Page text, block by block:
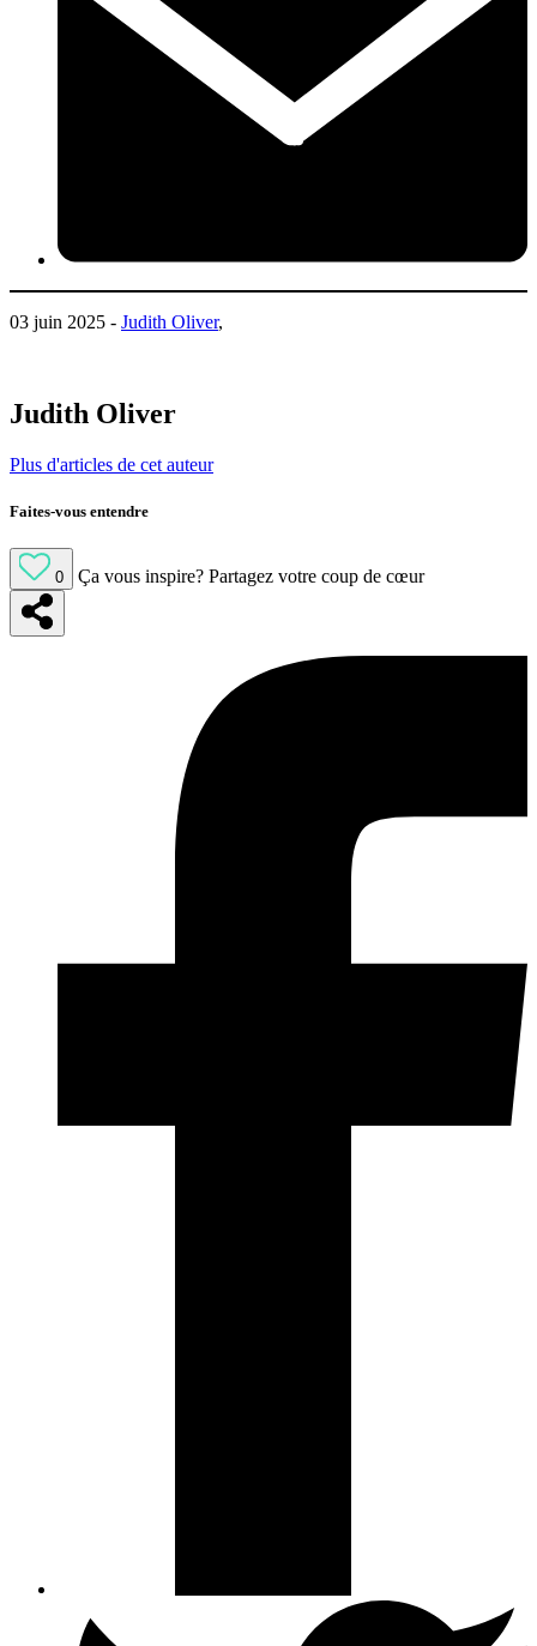
03 juin 2025 - Judith Oliver,
Judith Oliver
Plus d'articles de cet auteur
Faites-vous entendre
0 Ça vous inspire? Partagez votre coup de cœur